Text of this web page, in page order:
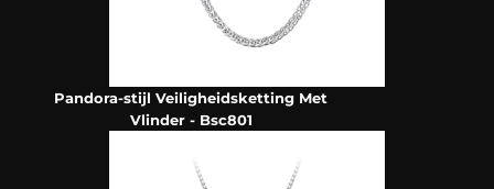
Pandora-stijl Veiligheidsketting Met
Vlinder - Bsc801